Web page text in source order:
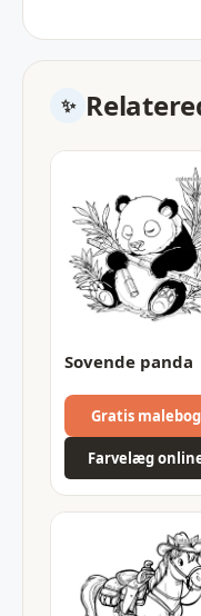
Sovende panda
Gratis malebog
Farvelæg